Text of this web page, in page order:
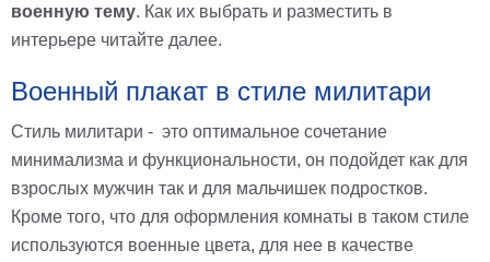
военную тему. Как их выбрать и разместить в
интерьере читайте далее.
Военный плакат в стиле милитари
Стиль милитари - это оптимальное сочетание
минимализма и функциональности, он подойдет как для
взрослых мужчин так и для мальчишек подростков.
Кроме того, что для оформления комнаты в таком стиле
используются военные цвета, для нее в качестве